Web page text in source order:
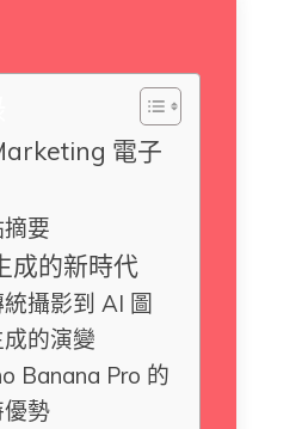
電子
要
成的新時代
攝影到 AI 圖
的演變
Banana Pro 的
勢